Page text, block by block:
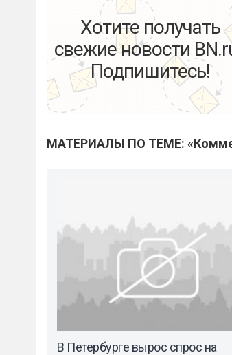
Хотите получать
свежие новости
Подпишитесь!
МАТЕРИАЛЫ ПО ТЕМЕ:
В Петербурге вырос спрос на